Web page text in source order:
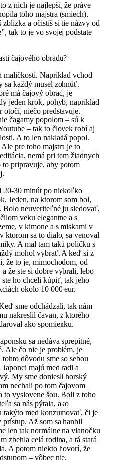
z nich je najlepší, že práve
toho majstra (smiech).
zblízka a očistíš si tie názvy od
tak to je vo svojej podstate
čajového obradu?
maličkostí. Napríklad vchod
sa každý musel zohnúť.
má čajový obrad, je
jeden krok, pohyb, napríklad
otočí, niečo predstavuje.
čagamy popolom – sú k
– tak to človek robí aj
A to len nakladá popol.
pre toho majstra je to
nemá pri tom žiadnych
pripravuje, aby potom
20-30 minút po niekoľko
Jeden, na ktorom som bol,
Bolo neuveriteľné ju sledovať,
veku elegantne a s
v kimone a s miskami v
ktorom sa to dialo, sa venoval
A mal tam takú poličku s
mohol vybrať. A keď si z
že to je, mimochodom, od
a že ste si dobre vybrali, lebo
ho chceli kúpiť, tak jeho
okolo 10 000 eur.
sme odchádzali, tak nám
nakreslil čavan, z ktorého
ako spomienku.
sa nedáva sprepitné,
Ale čo nie je problém, je
dôvodu sme so sebou
majú med radi a
My sme doniesli horský
nechali po tom čajovom
to vyslovene šou. Boli z toho
sa nás pýtala, ako
takýto med konzumovať, či je
Až som sa hanbil
len tak normálne na vianočku
zbehla celá rodina, a tá stará
A potom niekto hovorí, že
– vôbec nie.